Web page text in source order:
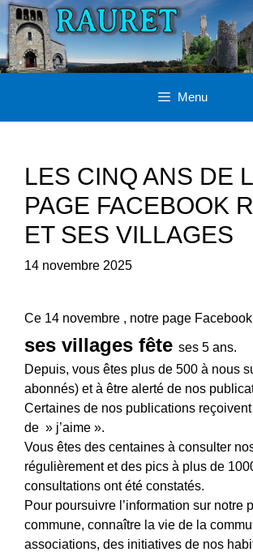
Aller
au
contenu
Menu
LES CINQ ANS DE
PAGE FACEBOOK
ET SES VILLAGES
14 novembre 2025
Ce 14 novembre , notre page Facebook
ses villages fête ses 5 ans.
Depuis, vous êtes plus de 500 à nous
abonnés) et à être alerté de nos
Certaines de nos publications
de » j’aime ».
Vous êtes des centaines à consulter
régulièrement et des pics à plus de
consultations ont été constatés.
Pour poursuivre l’information sur notre
commune, connaître la vie de la
associations, des initiatives de nos